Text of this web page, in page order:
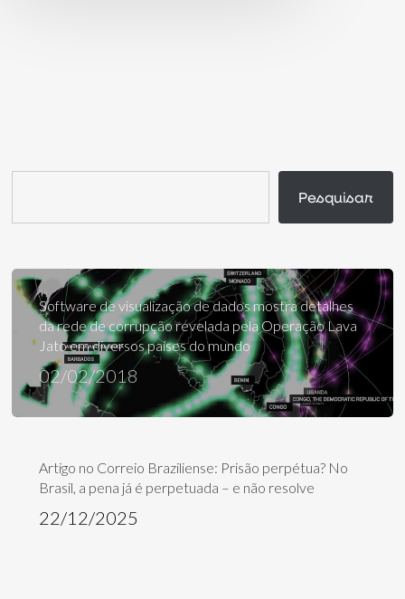
Pesquisar
Software de visualização de dados mostra detalhes
da rede de corrupção revelada pela Operação Lava
Jato em diversos países do mundo
02/02/2018
Artigo no Correio Braziliense: Prisão perpétua? No
Brasil, a pena já é perpetuada – e não resolve
22/12/2025